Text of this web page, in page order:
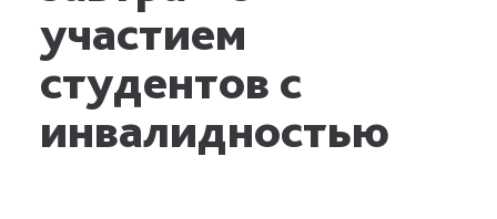
участием
студентов с
инвалидностью